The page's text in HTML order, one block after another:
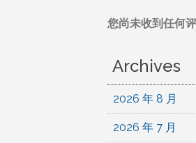
您尚未收到任何评
Archives
2026 年 8 月
2026 年 7 月